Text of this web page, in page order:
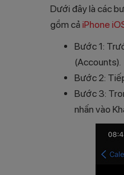
Dưới đây là các
gồm cả iPhone
Bước 1:
(Accounts).
Bước 2:
Bước 3:
nhấn vào